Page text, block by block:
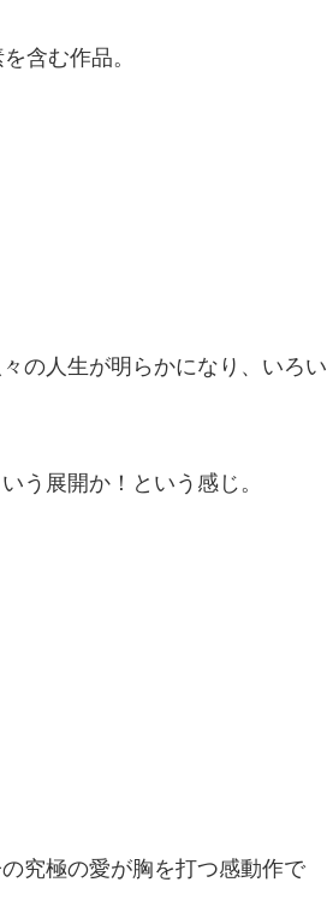
含む作品。
の人生が明らかになり、いろい
う展開か！という感じ。
究極の愛が胸を打つ感動作で